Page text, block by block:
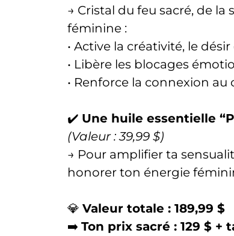
→ Cristal du feu sacré, de
féminine :
• Active la créativité, le
• Libère les blocages
• Renforce la connexion au
✔️ Une huile essentielle
(Valeur : 39,99 $)
→ Pour amplifier ta
honorer ton énergie
💎 Valeur totale : 189,99 $
➡️ Ton prix sacré : 129 $ +